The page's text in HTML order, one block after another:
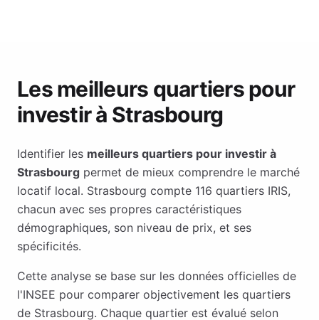
Les meilleurs quartiers pour
investir à Strasbourg
Identifier les meilleurs quartiers pour investir à
Strasbourg permet de mieux comprendre le marché
locatif local. Strasbourg compte 116 quartiers IRIS,
chacun avec ses propres caractéristiques
démographiques, son niveau de prix, et ses
spécificités.
Cette analyse se base sur les données officielles de
l'INSEE pour comparer objectivement les quartiers
de Strasbourg. Chaque quartier est évalué selon